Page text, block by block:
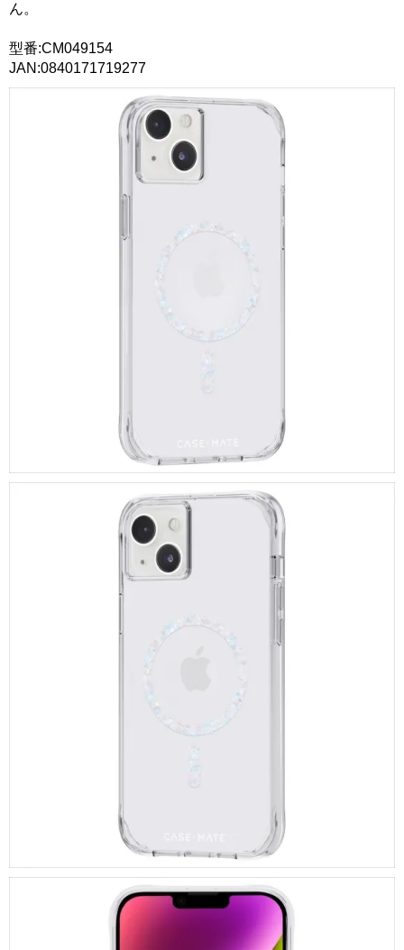
ん。
型番:CM049154
JAN:0840171719277